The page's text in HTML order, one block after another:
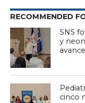
RECOMMENDED
SNS
y
cinco